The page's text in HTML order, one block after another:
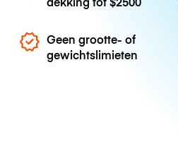
Geen grootte- of
gewichtslimieten